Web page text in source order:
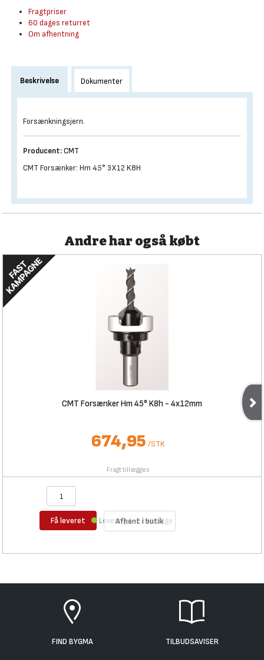
Fragtpriser
60 dages returret
Om afhentning
Beskrivelse Dokumenter
Forsænkningsjern.
Producent:CMT
CMT Forsænker: Hm 45° 3X12 K8H
Andre har også købt
CMT Forsænker Hm 45° K8h - 4x12mm
674,95 /STK
Fragt tillægges
Få leveret Afhent i butik
Levering 1-2 hverdage
FIND BYGMA TILBUDSAVISER